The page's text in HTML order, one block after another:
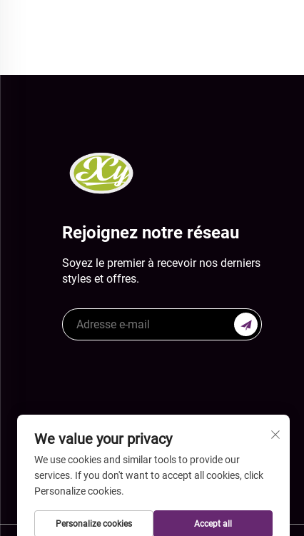
Rejoignez notre réseau
Soyez le premier à recevoir nos derniers
styles et offres.
We value your privacy
We use cookies and similar tools to provide our
services. If you don't want to accept all cookies, click
Personalize cookies.
Personalize cookies Accept all